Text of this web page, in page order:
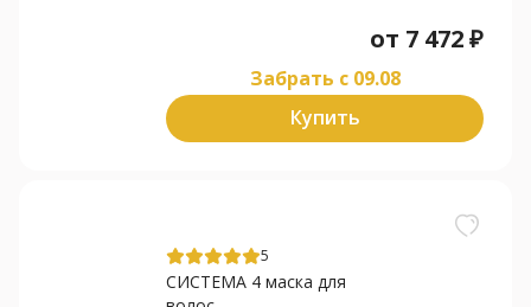
от 7 472₽
Забрать c 09.08
Купить
5
СИСТЕМА 4 маска для